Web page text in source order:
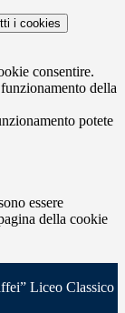
i cookies
consentire.
della
potete
essere
della cookie
Liceo Classico